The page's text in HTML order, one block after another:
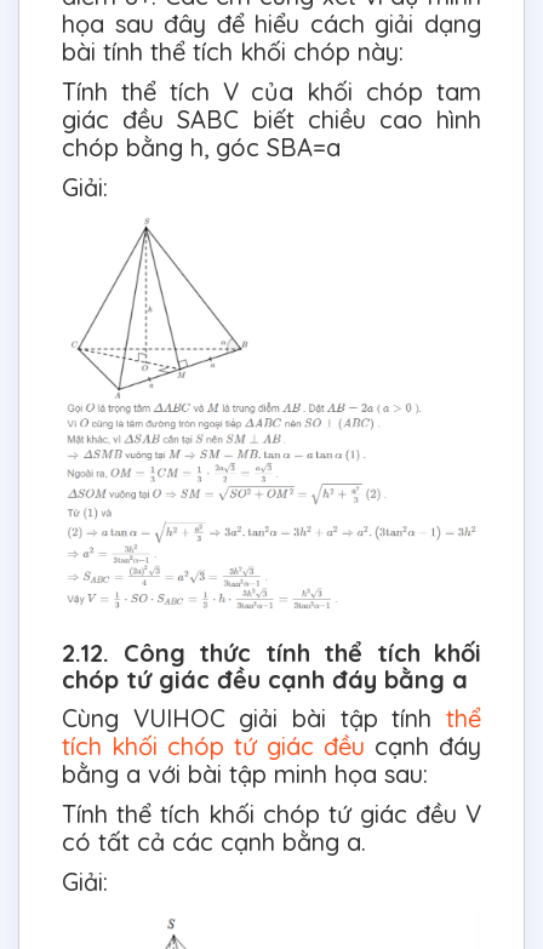
họa sau đây để hiểu cách giải dạng
bài tính thể tích khối chóp này:
Tính thể tích V của khối chóp tam
giác đều SABC biết chiều cao hình
chóp bằng h, góc SBA=a
Giải:
2.12. Công thức tính thể tích khối
chóp tứ giác đều cạnh đáy bằng a
Cùng VUIHOC giải bài tập tính thể
tích khối chóp tứ giác đều cạnh đáy
bằng a với bài tập minh họa sau:
Tính thể tích khối chóp tứ giác đều V
có tất cả các cạnh bằng a.
Giải: